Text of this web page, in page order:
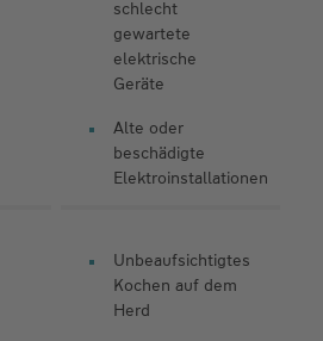
schlecht
gewartete
elektrische
Geräte
Alte oder
beschädigte
Elektroinstallationen
Unbeaufsichtigtes
Kochen auf dem
Herd